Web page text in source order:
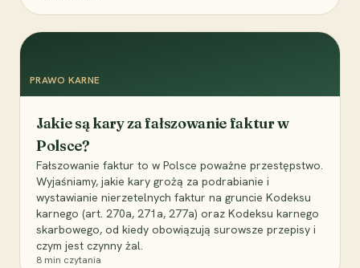
PRAWO KARNE
Jakie są kary za fałszowanie faktur w
Polsce?
Fałszowanie faktur to w Polsce poważne przestępstwo.
Wyjaśniamy, jakie kary grożą za podrabianie i
wystawianie nierzetelnych faktur na gruncie Kodeksu
karnego (art. 270a, 271a, 277a) oraz Kodeksu karnego
skarbowego, od kiedy obowiązują surowsze przepisy i
czym jest czynny żal.
8 min czytania